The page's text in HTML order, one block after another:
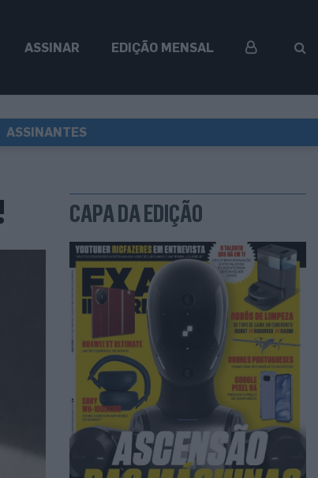
ASSINAR EDIÇÃO MENSAL
ASSINANTES
CAPA DA EDIÇÃO